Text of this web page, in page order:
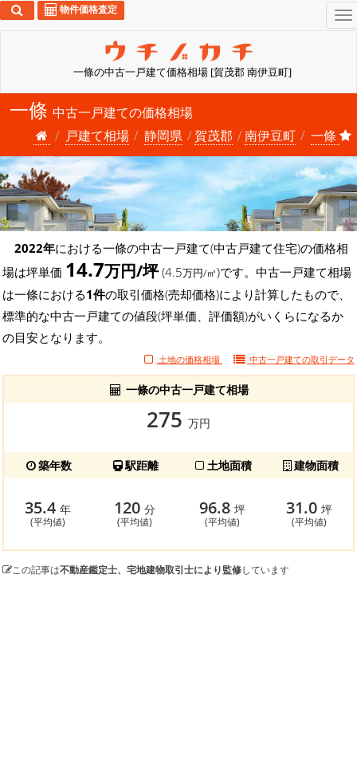
一條の中古一戸建て価格相場 [賀茂郡 南伊豆町]
物件価格査定
一條 中古一戸建ての価格相場
戸建て相場
静岡県 賀茂郡 南伊豆町 一條
2022年における一條の中古一戸建て(中古戸建て住宅)の価格相
場は坪単価 14.7万円/坪(4.5万円/㎡)です。中古一戸建て相場
は一條における1件の取引価格(売却価格)により計算したもので、
標準的な中古一戸建ての値段(坪単価、評価額)がいくらになるか
の目安となります。
土地の価格相場 中古一戸建ての取引データ
一條の中古一戸建て相場
275 万円
築年数 駅距離 土地面積 建物面積
35.4 年
(平均値)
120分
(平均値)
96.8 坪
(平均値)
31.0坪
(平均値)
この記事は不動産鑑定士、宅地建物取引士により監修しています